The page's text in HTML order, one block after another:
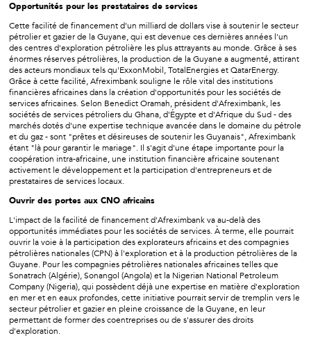
Opportunités pour les prestataires de services
Cette facilité de financement d'un milliard de dollars vise à soutenir le secteur
pétrolier et gazier de la Guyane, qui est devenue ces dernières années l'un
des centres d'exploration pétrolière les plus attrayants au monde. Grâce à ses
énormes réserves pétrolières, la production de la Guyane a augmenté, attirant
des acteurs mondiaux tels qu'ExxonMobil, TotalEnergies et QatarEnergy.
Grâce à cette facilité, Afreximbank souligne le rôle vital des institutions
financières africaines dans la création d'opportunités pour les sociétés de
services africaines. Selon Benedict Oramah, président d'Afreximbank, les
sociétés de services pétroliers du Ghana, d'Égypte et d'Afrique du Sud - des
marchés dotés d'une expertise technique avancée dans le domaine du pétrole
et du gaz - sont "prêtes et désireuses de soutenir les Guyanais", Afreximbank
étant "là pour garantir le mariage". Il s'agit d'une étape importante pour la
coopération intra-africaine, une institution financière africaine soutenant
activement le développement et la participation d'entrepreneurs et de
prestataires de services locaux.
Ouvrir des portes aux CNO africains
L'impact de la facilité de financement d'Afreximbank va au-delà des
opportunités immédiates pour les sociétés de services. À terme, elle pourrait
ouvrir la voie à la participation des explorateurs africains et des compagnies
pétrolières nationales (CPN) à l'exploration et à la production pétrolières de la
Guyane. Pour les compagnies pétrolières nationales africaines telles que
Sonatrach (Algérie), Sonangol (Angola) et la Nigerian National Petroleum
Company (Nigeria), qui possèdent déjà une expertise en matière d'exploration
en mer et en eaux profondes, cette initiative pourrait servir de tremplin vers le
secteur pétrolier et gazier en pleine croissance de la Guyane, en leur
permettant de former des coentreprises ou de s'assurer des droits
d'exploration.